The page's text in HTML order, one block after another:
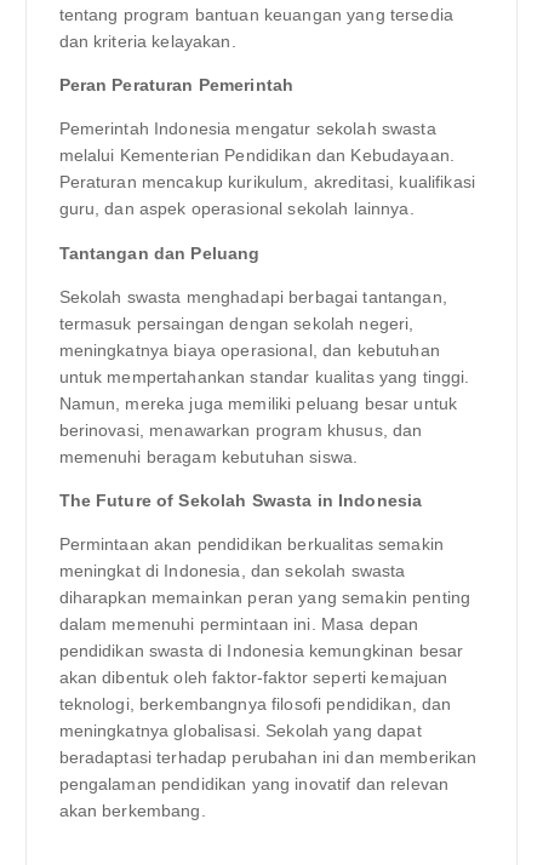
tentang program bantuan keuangan yang tersedia
dan kriteria kelayakan.
Peran Peraturan Pemerintah
Pemerintah Indonesia mengatur sekolah swasta
melalui Kementerian Pendidikan dan Kebudayaan.
Peraturan mencakup kurikulum, akreditasi, kualifikasi
guru, dan aspek operasional sekolah lainnya.
Tantangan dan Peluang
Sekolah swasta menghadapi berbagai tantangan,
termasuk persaingan dengan sekolah negeri,
meningkatnya biaya operasional, dan kebutuhan
untuk mempertahankan standar kualitas yang tinggi.
Namun, mereka juga memiliki peluang besar untuk
berinovasi, menawarkan program khusus, dan
memenuhi beragam kebutuhan siswa.
The Future of Sekolah Swasta in Indonesia
Permintaan akan pendidikan berkualitas semakin
meningkat di Indonesia, dan sekolah swasta
diharapkan memainkan peran yang semakin penting
dalam memenuhi permintaan ini. Masa depan
pendidikan swasta di Indonesia kemungkinan besar
akan dibentuk oleh faktor-faktor seperti kemajuan
teknologi, berkembangnya filosofi pendidikan, dan
meningkatnya globalisasi. Sekolah yang dapat
beradaptasi terhadap perubahan ini dan memberikan
pengalaman pendidikan yang inovatif dan relevan
akan berkembang.